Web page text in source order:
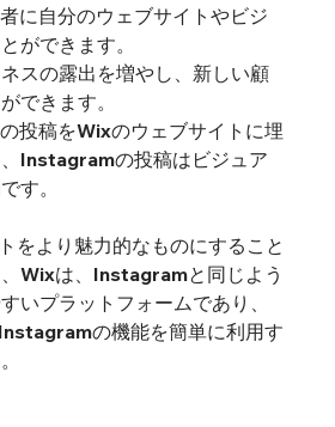
に自分のウェブサイトやビジ
ができます。
スの露出を増やし、新しい顧
できます。
投稿をWixのウェブサイトに埋
Instagramの投稿はビジュア
す。
をより魅力的なものにすること
Wixは、Instagramと同じよう
いプラットフォームであり、
の機能を簡単に利用す